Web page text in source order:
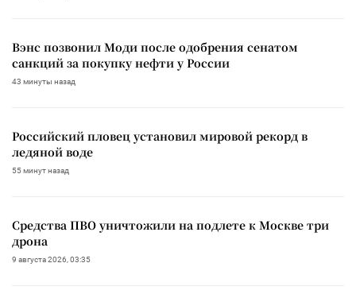
Вэнс позвонил Моди после одобрения сенатом
санкций за покупку нефти у России
43 минуты назад
Российский пловец установил мировой рекорд в
ледяной воде
55 минут назад
Средства ПВО уничтожили на подлете к Москве три
дрона
9 августа 2026, 03:35